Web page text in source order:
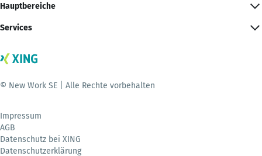
Hauptbereiche
Services
© New Work SE | Alle Rechte vorbehalten
Impressum
AGB
Datenschutz bei XING
Datenschutzerklärung